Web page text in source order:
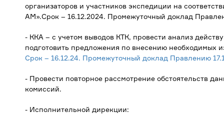
организаторов и участников экспедиции на
АМ».Срок – 16.12.2024. Промежуточный доклад
- ККА – с учетом выводов КТК, провести анализ
подготовить предложения по внесению необходимых
Срок – 16.12.24. Промежуточный доклад Правлению
- Провести повторное рассмотрение обстоятельств
комиссий.
- Исполнительной дирекции: